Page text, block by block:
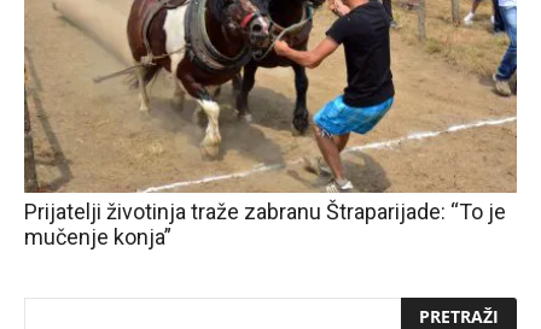
Prijatelji životinja traže zabranu Štraparijade: “To je
mučenje konja”